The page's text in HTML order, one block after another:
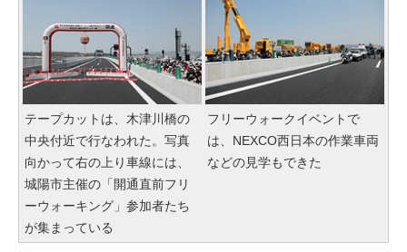
テープカットは、木津川橋の
中央付近で行なわれた。写真
向かって右の上り車線には、
城陽市主催の「開通直前フリ
ーウォーキング」参加者たち
が集まっている
フリーウォークイベントで
は、NEXCO西日本の作業車両
などの見学もできた